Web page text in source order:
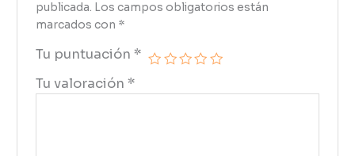
publicada. Los campos obligatorios están
marcados con *
Tu puntuación *
Tu valoración *